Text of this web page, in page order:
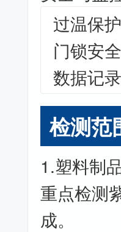
过温保
门锁安
数据记
检测范
1.塑料制
重点检测
成。